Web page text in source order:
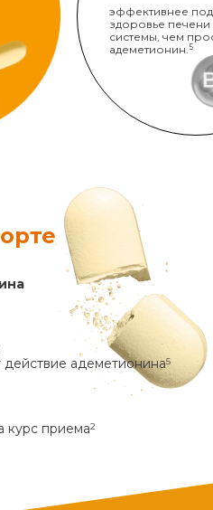
эффективнее
здоровье печени
системы, чем
адеметионин. 5
действие адеметионина5
курс приема2